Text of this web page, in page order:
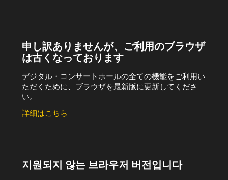
申し訳ありませんが、ご利用のブラウザ
は古くなっております
デジタル・コンサートホールの全ての機能をご利用い
ただくために、ブラウザを最新版に更新してくださ
い。
詳細はこちら
지원되지 않는 브라우저 버전입니다